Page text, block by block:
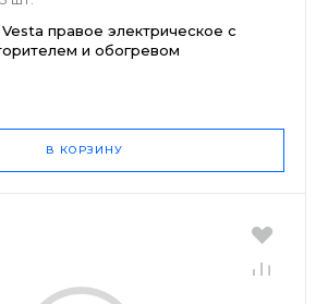
правое электрическое с
и обогревом
В КОРЗИНУ